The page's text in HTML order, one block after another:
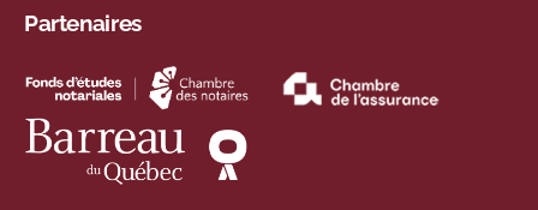
Partenaires